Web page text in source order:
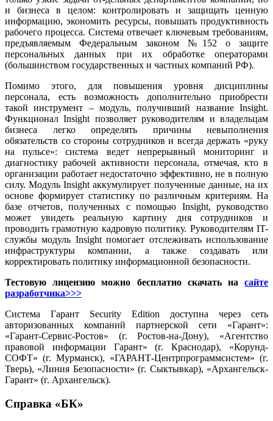
и бизнеса в целом: контролировать и защищать ценную
информацию, экономить ресурсы, повышать продуктивность
рабочего процесса. Система отвечает ключевым требованиям,
предъявляемым Федеральным законом №152 о защите
персональных данных при их обработке операторами
(большинством государственных и частных компаний РФ).
Помимо этого, для повышения уровня дисциплины
персонала, есть возможность дополнительно приобрести
такой инструмент – модуль, получивший название Insight.
Функционал Insight позволяет руководителям и владельцам
бизнеса легко определять причины невыполнения
обязательств со стороны сотрудников и всегда держать «руку
на пульсе»: система ведет непрерывный мониторинг и
диагностику рабочей активности персонала, отмечая, кто в
организации работает недостаточно эффективно, не в полную
силу. Модуль Insight аккумулирует полученные данные, на их
основе формирует статистику по различным критериям. На
базе отчетов, полученных с помощью Insight, руководство
может увидеть реальную картину дня сотрудников и
проводить грамотную кадровую политику. Руководителям IT-
службы модуль Insight помогает отслеживать использование
инфраструктуры компании, а также создавать или
корректировать политику информационной безопасности.
Тестовую лицензию можно бесплатно скачать на сайте
разработчика>>>
Система Гарант Security Edition доступна через сеть
авторизованных компаний партнерской сети «Гарант»:
«Гарант-Сервис-Ростов» (г. Ростов-на-Дону), «Агентство
правовой информации Гарант» (г. Краснодар), «Корунд-
СОФТ» (г. Мурманск), «ГАРАНТ-Центрпрограммсистем» (г.
Тверь), «Линия Безопасности» (г. Сыктывкар), «Архангельск-
Гарант» (г. Архангельск).
Справка «БК»